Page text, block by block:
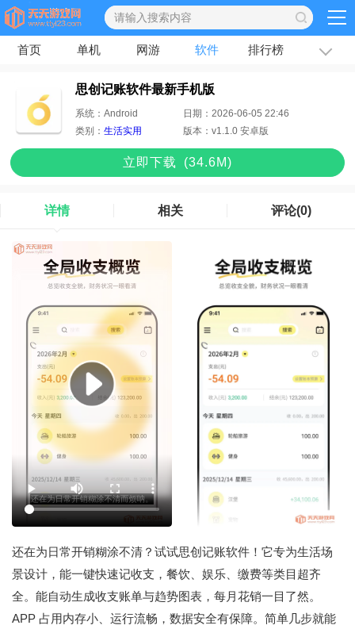
首页 单机 网游 软件 排行榜 专题
思创记账软件最新手机版
系统：Android 日期：2026-06-05 22:46
类别：生活实用 版本：v1.1.0 安卓版
立即下载 (34.6M)
详情 相关 评论(0)
还在为日常开销糊涂不清？试试思创记账软件！它专为生活场
景设计，能一键快速记收支，餐饮、娱乐、缴费等类目超齐
全。能自动生成收支账单与趋势图表，每月花销一目了然。
APP 占用内存小、运行流畅，数据安全有保障。简单几步就能